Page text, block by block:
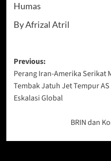
Humas
By Afrizal Atril
Post
navigation
Previous:
Perang Iran-Amerika Serikat
Tembak Jatuh Jet Tempur
Eskalasi Global
BRIN dan